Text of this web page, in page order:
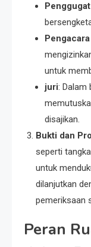
untuk
juri: Dalam
disajikan.
Bukti dan
seperti
untuk
dilanjutkan
pemeriksaan
Peran